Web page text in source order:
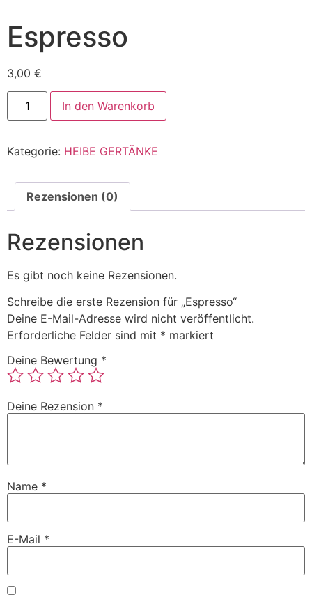
Espresso
3,00 €
In den Warenkorb
Kategorie: HEIBE GERTÄNKE
Rezensionen (0)
Rezensionen
Es gibt noch keine Rezensionen.
Schreibe die erste Rezension für „Espresso“
Deine E-Mail-Adresse wird nicht veröffentlicht.
Erforderliche Felder sind mit * markiert
Deine Bewertung *
Deine Rezension *
Name *
E-Mail *